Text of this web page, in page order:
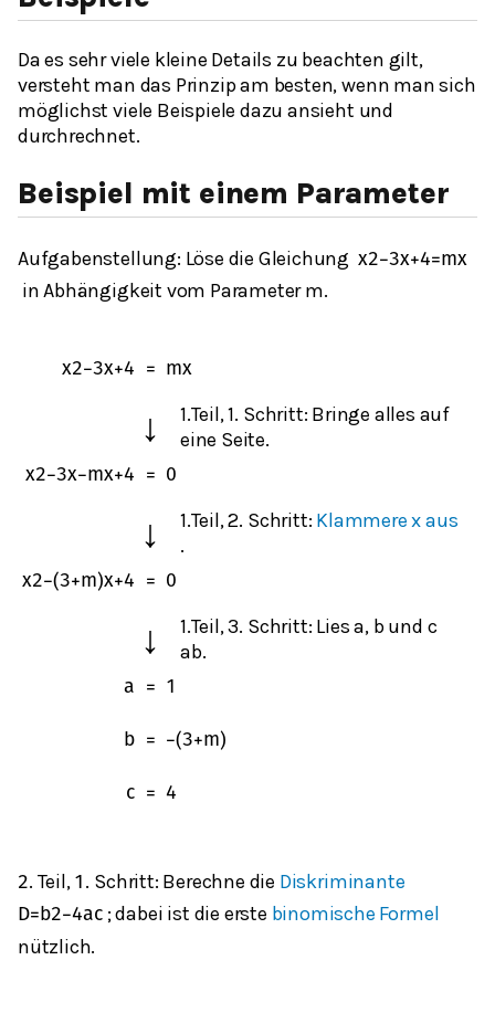
Da es sehr viele kleine Details zu beachten gilt,
versteht man das Prinzip am besten, wenn man sich
möglichst viele Beispiele dazu ansieht und
durchrechnet.
Beispiel mit einem Parameter
Aufgabenstellung: Löse die Gleichung x2−3x+4=mx
in Abhängigkeit vom Parameterm.
x2−3x+4 = mx
↓
1.Teil, 1. Schritt: Bringe alles auf
eine Seite.
x2−3x−mx+4 = 0
↓ 1.Teil, 2. Schritt: Klammere x aus
.
x2−(3+m)x+4 = 0
↓ 1.Teil, 3. Schritt: Liesa, bund c
ab.
a = 1
b = −(3+m)
c = 4
2. Teil, 1 . Schritt: Berechne die Diskriminante
D= b2−4ac ; dabei ist die erste binomische Formel
nützlich.